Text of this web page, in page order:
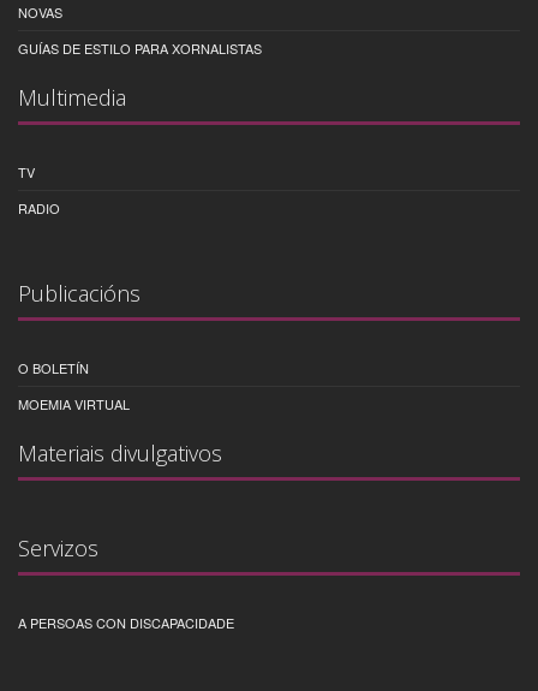
NOVAS
GUÍAS DE ESTILO PARA XORNALISTAS
Multimedia
TV
RADIO
Publicacións
O BOLETÍN
MOEMIA VIRTUAL
Materiais divulgativos
Servizos
A PERSOAS CON DISCAPACIDADE